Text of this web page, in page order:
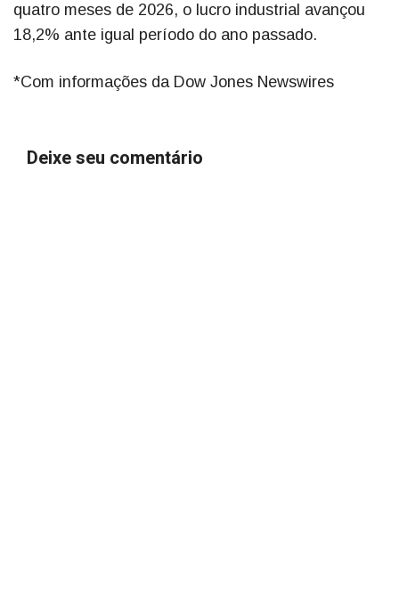
quatro meses de 2026, o lucro industrial avançou
18,2% ante igual período do ano passado.
*Com informações da Dow Jones Newswires
Deixe seu comentário